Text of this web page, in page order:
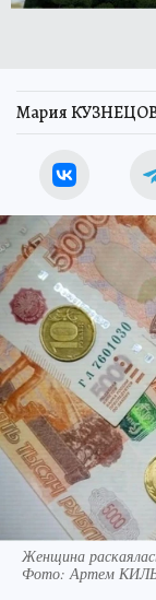
Мария
Женщина
Фото: Артем